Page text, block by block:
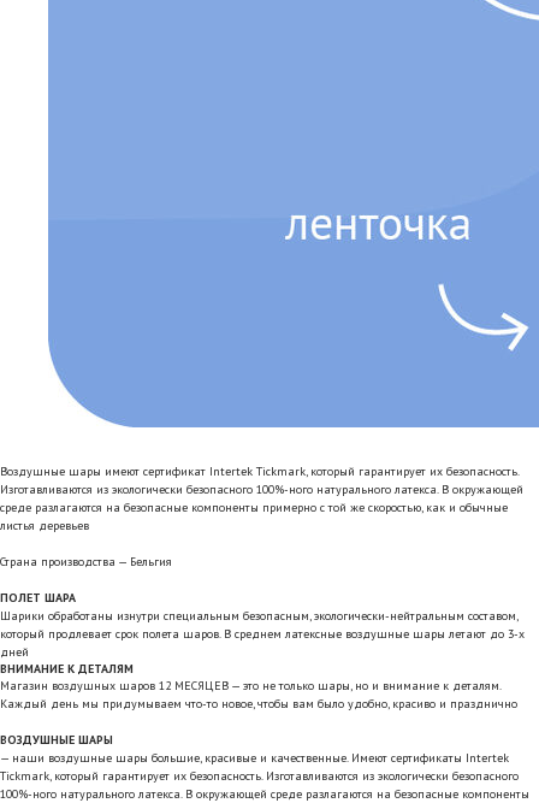
Воздушные шары имеют сертификат Intertek Tickmark, который гарантирует их безопасность.
Изготавливаются из экологически безопасного 100%-ного натурального латекса. В окружающей
среде разлагаются на безопасные компоненты примерно с той же скоростью, как и обычные
листья деревьев
Страна производства — Бельгия
ПОЛЕТ ШАРА
Шарики обработаны изнутри специальным безопасным, экологически-нейтральным составом,
который продлевает срок полета шаров. В среднем латексные воздушные шары летают до 3-х
дней
ВНИМАНИЕ К ДЕТАЛЯМ
Магазин воздушных шаров 12 МЕСЯЦЕВ — это не только шары, но и внимание к деталям.
Каждый день мы придумываем что-то новое, чтобы вам было удобно, красиво и празднично
ВОЗДУШНЫЕ ШАРЫ
— наши воздушные шары большие, красивые и качественные. Имеют сертификаты Intertek
Tickmark, который гарантирует их безопасность. Изготавливаются из экологически безопасного
100%-ного натурального латекса. В окружающей среде разлагаются на безопасные компоненты